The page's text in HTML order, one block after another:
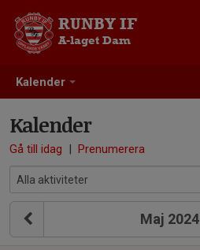
Kalender
RUNBY IF
A-laget Dam
Kalender
Gå till idag | Prenumerera
Maj 2024